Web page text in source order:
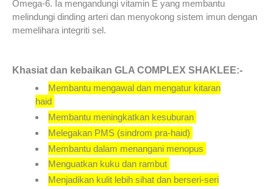
Omega-6. Ia mengandungi vitamin E yang membantu
melindungi dinding arteri dan menyokong sistem imun dengan
memelihara integriti sel.
Khasiat dan kebaikan GLA COMPLEX SHAKLEE:-
Membantu mengawal dan mengatur kitaran
haid
Membantu meningkatkan kesuburan
Melegakan PMS (sindrom pra-haid)
Membantu dalam menangani menopus
Menguatkan kuku dan rambut
Menjadikan kulit lebih sihat dan berseri-seri